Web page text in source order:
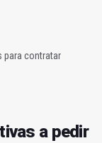
para contratar
a pedir